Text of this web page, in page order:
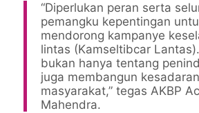
“Diperlukan peran serta
pemangku kepentingan
mendorong kampanye
lintas (Kamseltibcar
bukan hanya tentang
juga membangun kesadaran
masyarakat,” tegas AKBP
Mahendra.